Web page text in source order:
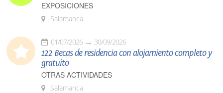
EXPOSICIONES
Salamanca
01/07/2026 30/09/2026
122 Becas de residencia con alojamiento completo y
gratuito
OTRAS ACTIVIDADES
Salamanca